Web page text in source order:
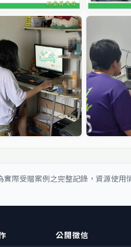
實際受贈案例之完整記錄，資源使
公開徵信